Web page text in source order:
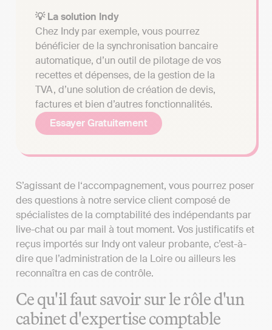
💡 La solution Indy
Chez Indy par exemple, vous pourrez
bénéficier de la synchronisation bancaire
automatique, d’un outil de pilotage de vos
recettes et dépenses, de la gestion de la
TVA, d’une solution de création de devis,
factures et bien d’autres fonctionnalités.
Essayer Gratuitement
S’agissant de l‘accompagnement, vous pourrez poser
des questions à notre service client composé de
spécialistes de la comptabilité des indépendants par
live-chat ou par mail à tout moment. Vos justificatifs et
reçus importés sur Indy ont valeur probante, c’est-à-
dire que l’administration de la Loire ou ailleurs les
reconnaîtra en cas de contrôle.
Ce qu'il faut savoir sur le rôle d'un
cabinet d'expertise comptable